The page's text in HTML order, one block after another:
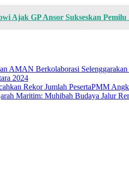
Ajak GP Ansor Sukseskan Pemilu
2024
PMM